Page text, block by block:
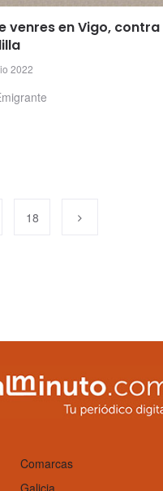
venres en Vigo, contra
2022
18
Comarcas
Galicia